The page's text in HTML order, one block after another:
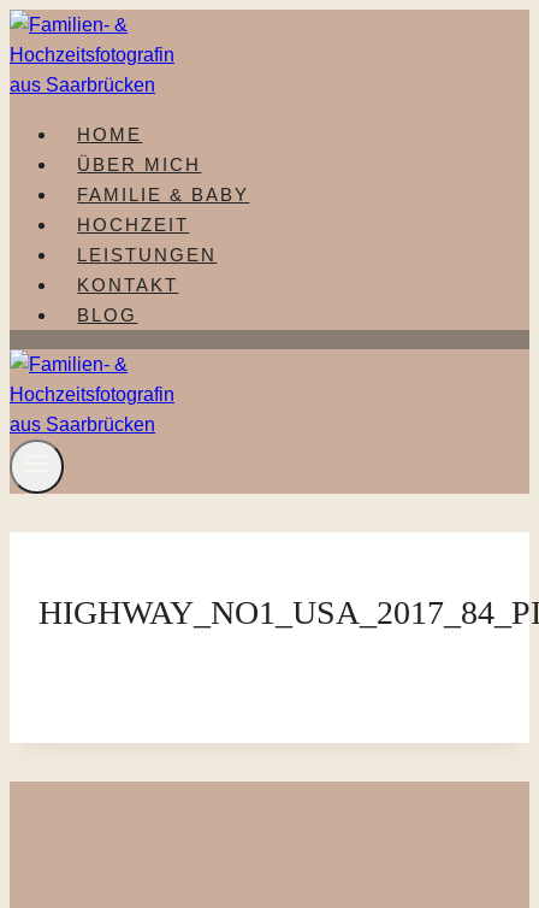
Zum
Inhalt
springen
HOME
ÜBER MICH
FAMILIE & BABY
HOCHZEIT
LEISTUNGEN
KONTAKT
BLOG